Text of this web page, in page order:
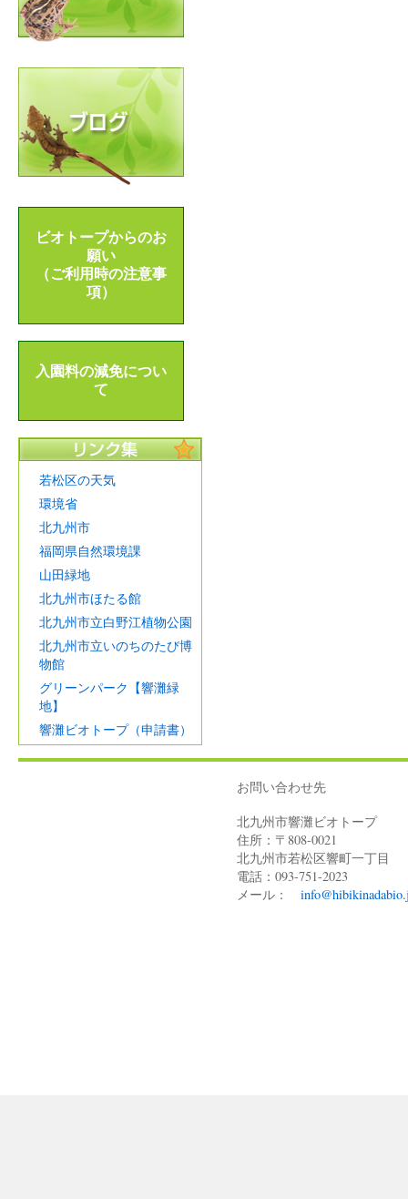
ビオトープからのお
願い
（ご利用時の注意事
項）
入園料の減免につい
て
若松区の天気
環境省
北九州市
福岡県自然環境課
山田緑地
北九州市ほたる館
北九州市立白野江植物公園
北九州市立いのちのたび博
物館
グリーンパーク【響灘緑
地】
響灘ビオトープ（申請書）
お問い合わせ先
北九州市響灘ビオトープ
住所：〒808-0021
北九州市若松区響町一丁目
電話：093-751-2023
メール：